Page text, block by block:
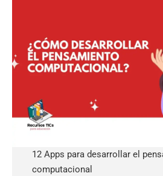
12 Apps para desarrollar el
computacional